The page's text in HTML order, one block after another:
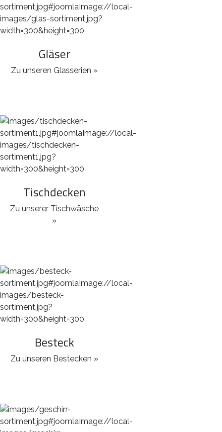
Gläser
Zu unseren Glasserien »
Tischdecken
Zu unserer Tischwäsche
»
Besteck
Zu unseren Bestecken »